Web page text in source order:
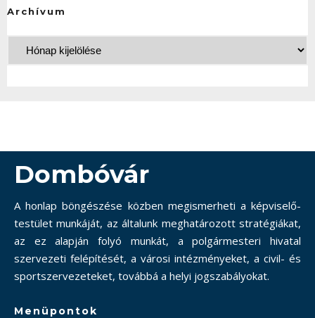
Archívum
Dombóvár
A honlap böngészése közben megismerheti a képviselő-
testület munkáját, az általunk meghatározott stratégiákat,
az ez alapján folyó munkát, a polgármesteri hivatal
szervezeti felépítését, a városi intézményeket, a civil- és
sportszervezeteket, továbbá a helyi jogszabályokat.
Menüpontok